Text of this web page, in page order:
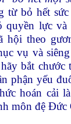
từ bỏ hết
quyền lực
hội theo
vụ và
bắt chước
phận yếu
hoán cải
môn đệ Đức